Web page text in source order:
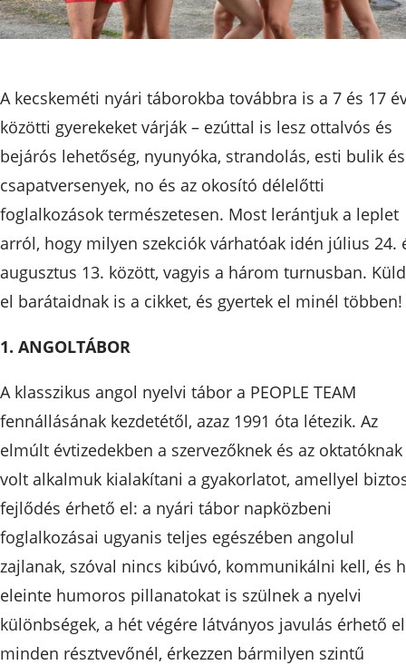
A kecskeméti nyári táborokba továbbra is a 7 és 17
közötti gyerekeket várják – ezúttal is lesz ottalvós és
bejárós lehetőség, nyunyóka, strandolás, esti bulik és
csapatversenyek, no és az okosító délelőtti
foglalkozások természetesen. Most lerántjuk a leplet
arról, hogy milyen szekciók várhatóak idén július 24.
augusztus 13. között, vagyis a három turnusban.
el barátaidnak is a cikket, és gyertek el minél többen!
1. ANGOLTÁBOR
A klasszikus angol nyelvi tábor a PEOPLE TEAM
fennállásának kezdetétől, azaz 1991 óta létezik. Az
elmúlt évtizedekben a szervezőknek és az oktatóknak
volt alkalmuk kialakítani a gyakorlatot, amellyel
fejlődés érhető el: a nyári tábor napközbeni
foglalkozásai ugyanis teljes egészében angolul
zajlanak, szóval nincs kibúvó, kommunikálni kell, és
eleinte humoros pillanatokat is szülnek a nyelvi
különbségek, a hét végére látványos javulás érhető el
minden résztvevőnél, érkezzen bármilyen szintű